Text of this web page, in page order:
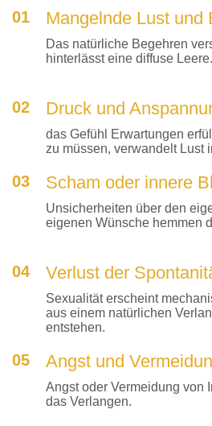
01 Mangelnde Lust und
Das natürliche Begehren
hinterlässt eine diffuse Leere.
02 Druck und
das Gefühl Erwartungen
zu müssen, verwandelt Lust
03 Scham oder innere
Unsicherheiten über den
eigenen Wünsche hemmen
04 Verlust der
Sexualität erscheint
aus einem natürlichen
entstehen.
05 Angst und
Angst oder Vermeidung von
das Verlangen.